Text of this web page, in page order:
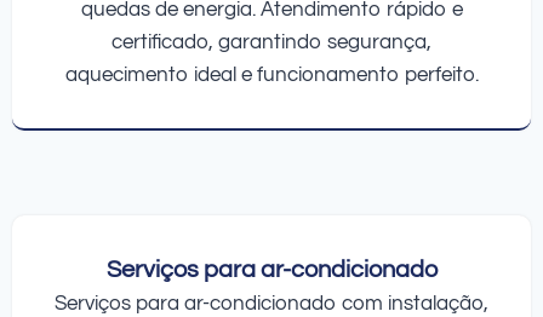
quedas de energia. Atendimento rápido e
certificado, garantindo segurança,
aquecimento ideal e funcionamento perfeito.
Serviços para ar-condicionado
Serviços para ar-condicionado com instalação,